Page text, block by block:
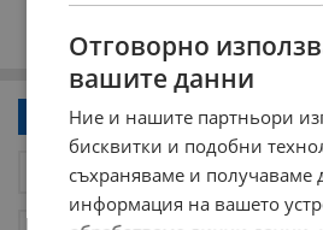
Напиши коментар!
Отговорно
вашите данни
Ние и нашите партньори
бисквитки и подобни
съхраняваме и получаваме
информация на вашето